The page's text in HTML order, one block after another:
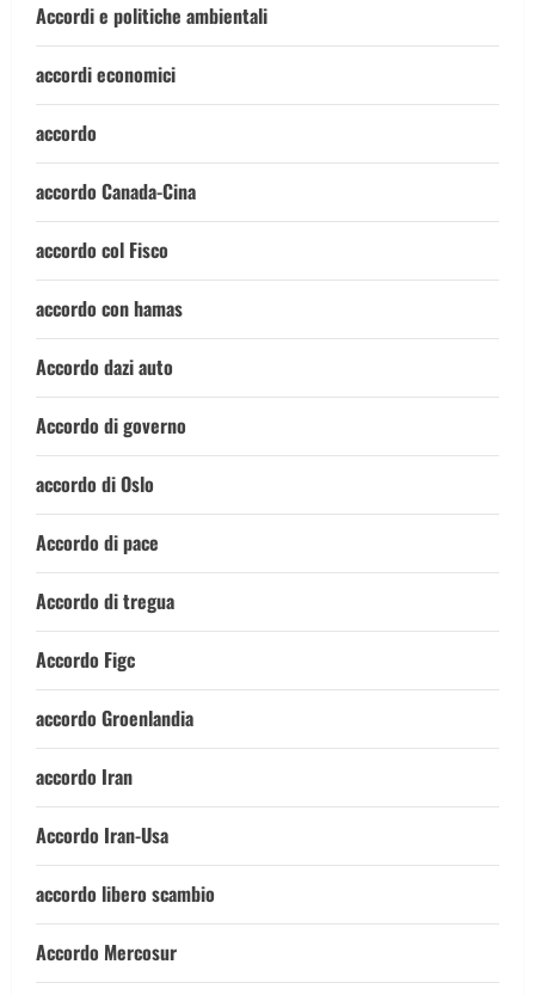
Accordi e politiche ambientali
accordi economici
accordo
accordo Canada-Cina
accordo col Fisco
accordo con hamas
Accordo dazi auto
Accordo di governo
accordo di Oslo
Accordo di pace
Accordo di tregua
Accordo Figc
accordo Groenlandia
accordo Iran
Accordo Iran-Usa
accordo libero scambio
Accordo Mercosur